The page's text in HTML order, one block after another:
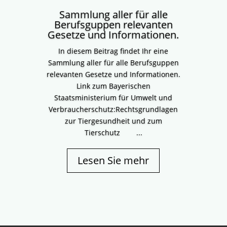
DZKB On Air Folge 6
In dieser Folge sprechen wir mit einer
erfahrenen Tierärztin und einer
spezialisierten Tier-Chiropraktikerin
über ganzheitliche Gesundheit…
DZKB On Air Folge 5
Hundeführerscheindes DZKB e. V.
BayernWas ist der bayerische
Hundeführerschein?Der erste
bayerische Hundeführerschein…
Sammlung aller für alle
Berufsguppen relevanten
Gesetze und Informationen.
In diesem Beitrag findet Ihr eine
Sammlung aller für alle Berufsguppen
relevanten Gesetze und Informationen.
Link zum Bayerischen
Staatsministerium für Umwelt und
Verbraucherschutz:Rechtsgrundlagen
zur Tiergesundheit und zum
Tierschutz ...
Lesen Sie mehr